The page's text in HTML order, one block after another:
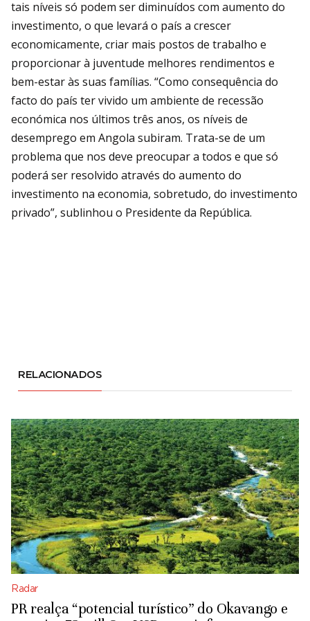
tais níveis só podem ser diminuídos com aumento do
investimento, o que levará o país a crescer
economicamente, criar mais postos de trabalho e
proporcionar à juventude melhores rendimentos e
bem-estar às suas famílias. “Como consequência do
facto do país ter vivido um ambiente de recessão
económica nos últimos três anos, os níveis de
desemprego em Angola subiram. Trata-se de um
problema que nos deve preocupar a todos e que só
poderá ser resolvido através do aumento do
investimento na economia, sobretudo, do investimento
privado”, sublinhou o Presidente da República.
RELACIONADOS
Radar
PR realça “potencial turístico” do Okavango e